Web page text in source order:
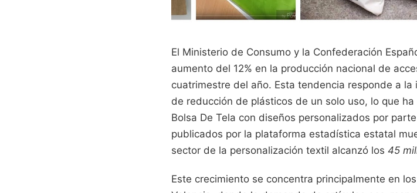
El Ministerio de Consumo y la Confederación
aumento del 12% en la producción nacional de
cuatrimestre del año. Esta tendencia responde a
de reducción de plásticos de un solo uso, lo que
Bolsa De Tela con diseños personalizados por
publicados por la plataforma estadística estatal
sector de la personalización textil alcanzó los 45
Este crecimiento se concentra principalmente en